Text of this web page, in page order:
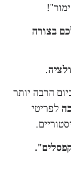
בצורה
.
הרבה יותר
לפריטי